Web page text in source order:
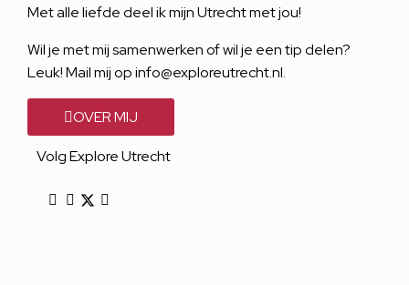
Met alle liefde deel ik mijn Utrecht met jou!
Wil je met mij samenwerken of wil je een tip delen?
Leuk! Mail mij op info@exploreutrecht.nl.
OVER MIJ
Volg Explore Utrecht